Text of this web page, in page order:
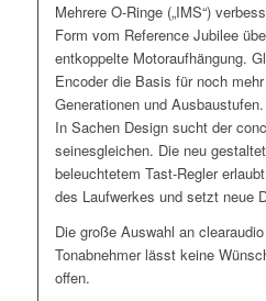
Mehrere O-Ringe („IMS“)
Form vom Reference Jubilee
entkoppelte Motoraufhängung.
Encoder die Basis für noch
Generationen und Ausbaustufen.
In Sachen Design sucht der
seinesgleichen. Die neu
beleuchtetem Tast-Regler
des Laufwerkes und setzt neue
Die große Auswahl an
Tonabnehmer lässt keine
offen.